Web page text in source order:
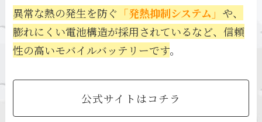
異常な熱の発生を防ぐ 「発熱抑制システム」 や、
膨れにくい電池構造が採用されているなど、信頼
性の高いモバイルバッテリーです。
公式サイトはコチラ